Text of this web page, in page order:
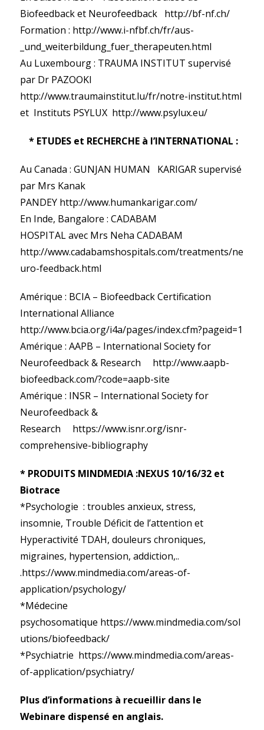
Biofeedback et Neurofeedback http://bf-nf.ch/
Formation : http://www.i-nfbf.ch/fr/aus-
_und_weiterbildung_fuer_therapeuten.html
Au Luxembourg : TRAUMA INSTITUT supervisé
par Dr PAZOOKI
http://www.traumainstitut.lu/fr/notre-institut.html
et Instituts PSYLUX http://www.psylux.eu/
* ETUDES et RECHERCHE à l’INTERNATIONAL :
Au Canada : GUNJAN HUMAN KARIGAR supervisé
par Mrs Kanak
PANDEY http://www.humankarigar.com/
En Inde, Bangalore : CADABAM
HOSPITAL avec Mrs Neha CADABAM
http://www.cadabamshospitals.com/treatments/ne
uro-feedback.html
Amérique : BCIA – Biofeedback Certification
International Alliance
http://www.bcia.org/i4a/pages/index.cfm?pageid=1
Amérique : AAPB – International Society for
Neurofeedback & Research http://www.aapb-
biofeedback.com/?code=aapb-site
Amérique : INSR – International Society for
Neurofeedback &
Research https://www.isnr.org/isnr-
comprehensive-bibliography
* PRODUITS MINDMEDIA :NEXUS 10/16/32 et
Biotrace
*Psychologie : troubles anxieux, stress,
insomnie, Trouble Déficit de l’attention et
Hyperactivité TDAH, douleurs chroniques,
migraines, hypertension, addiction,..
.https://www.mindmedia.com/areas-of-
application/psychology/
*Médecine
psychosomatique https://www.mindmedia.com/sol
utions/biofeedback/
*Psychiatrie https://www.mindmedia.com/areas-
of-application/psychiatry/
Plus d’informations à recueillir dans le
Webinare dispensé en anglais.